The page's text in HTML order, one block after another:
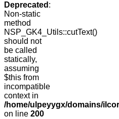
Deprecated :
Non-static
method
NSP_GK4_Utils::cutText()
should not
be called
statically,
assuming
$this from
incompatible
context in
/home/ulpeyygx/domains/
on line 200